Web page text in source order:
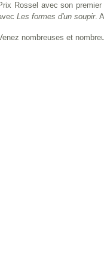
Rossel avec son premier
Les formes d'un soupir.
nombreuses et